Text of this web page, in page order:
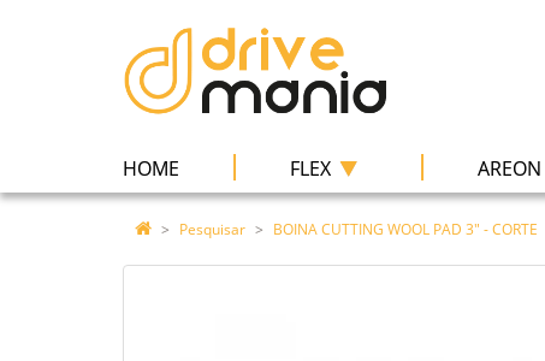
HOME | FLEX | AREON
Pesquisar BOINA CUTTING WOOL PAD 3" - CORTE